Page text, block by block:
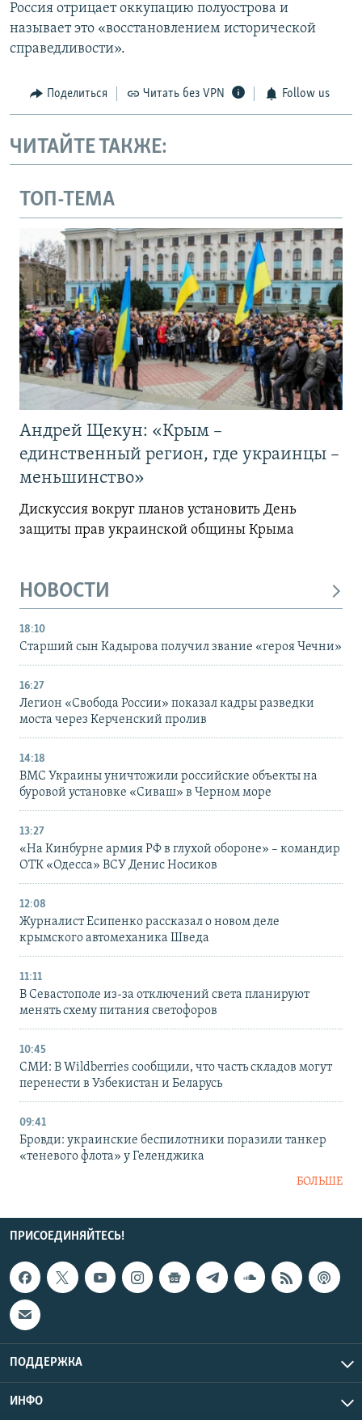
Россия отрицает оккупацию полуострова и
называет это «восстановлением исторической
справедливости».
Поделиться Читать без VPN Follow us
ЧИТАЙТЕ ТАКЖЕ:
ТОП-ТЕМА
Андрей Щекун: «Крым –
единственный регион, где украинцы –
меньшинство»
Дискуссия вокруг планов установить День
защиты прав украинской общины Крыма
НОВОСТИ
18:10
Старший сын Кадырова получил звание «героя Чечни»
16:27
Легион «Свобода России» показал кадры разведки
моста через Керченский пролив
14:18
ВМС Украины уничтожили российские объекты на
буровой установке «Сиваш» в Черном море
13:27
«На Кинбурне армия РФ в глухой обороне» – командир
ОТК «Одесса» ВСУ Денис Носиков
12:08
Журналист Есипенко рассказал о новом деле
крымского автомеханика Шведа
11:11
В Севастополе из-за отключений света планируют
менять схему питания светофоров
10:45
СМИ: В Wildberries сообщили, что часть складов могут
перенести в Узбекистан и Беларусь
09:41
Бровди: украинские беспилотники поразили танкер
«теневого флота» у Геленджика
БОЛЬШЕ
ПРИСОЕДИНЯЙТЕСЬ!
ПОДДЕРЖКА
ИНФО